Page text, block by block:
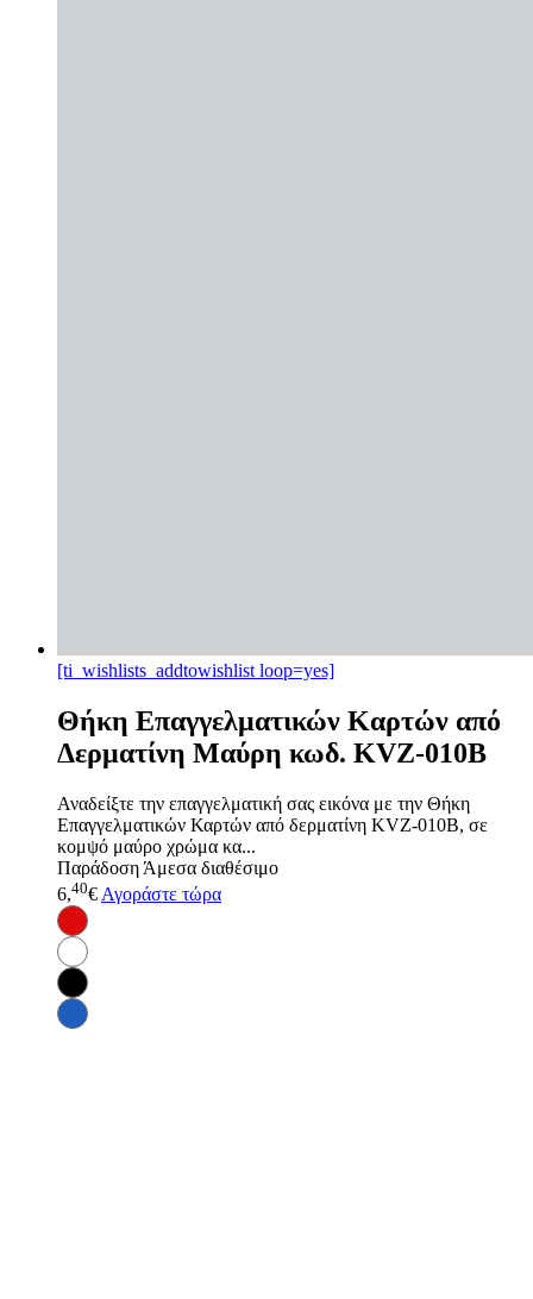
[ti_wishlists_addtowishlist loop=yes]
Θήκη Επαγγελματικών Καρτών από
Δερματίνη Μαύρη κωδ. KVZ-010B
Αναδείξτε την επαγγελματική σας εικόνα με την Θήκη
Επαγγελματικών Καρτών από δερματίνη KVZ-010B, σε
κομψό μαύρο χρώμα κα...
Παράδοση Άμεσα διαθέσιμο
6,40€ Αγοράστε τώρα